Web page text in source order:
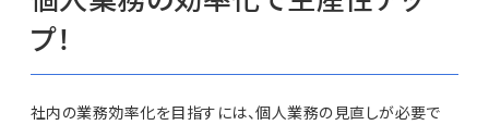
プ！
社内の業務効率化を目指すには、個人業務の見直しが必要で